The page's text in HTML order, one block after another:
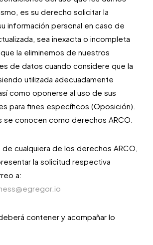
es su derecho solicitar la
información personal en caso de
sea inexacta o incompleta
la eliminemos de nuestros
de datos cuando considere que la
utilizada adecuadamente
como oponerse al uso de sus
para fines específicos (Oposición).
se conocen como derechos ARCO.
de cualquiera de los derechos ARCO,
la solicitud respectiva
a:
contener y acompañar lo